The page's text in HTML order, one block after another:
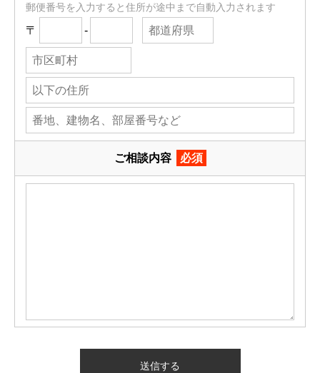
郵便番号を入力すると住所が途中まで自動入力されます
〒 -
ご相談内容 必須